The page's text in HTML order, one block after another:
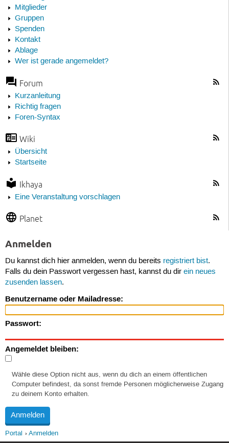
Mitglieder
Gruppen
Spenden
Kontakt
Ablage
Wer ist gerade angemeldet?
Forum
Kurzanleitung
Richtig fragen
Foren-Syntax
Wiki
Übersicht
Startseite
Ikhaya
Eine Veranstaltung vorschlagen
Planet
Anmelden
Du kannst dich hier anmelden, wenn du bereits registriert bist.
Falls du dein Passwort vergessen hast, kannst du dir ein neues
zusenden lassen.
Benutzername oder Mailadresse:
Passwort:
Angemeldet bleiben:
Wähle diese Option nicht aus, wenn du dich an einem öffentlichen
Computer befindest, da sonst fremde Personen möglicherweise Zugang
zu deinem Konto erhalten.
Portal Anmelden